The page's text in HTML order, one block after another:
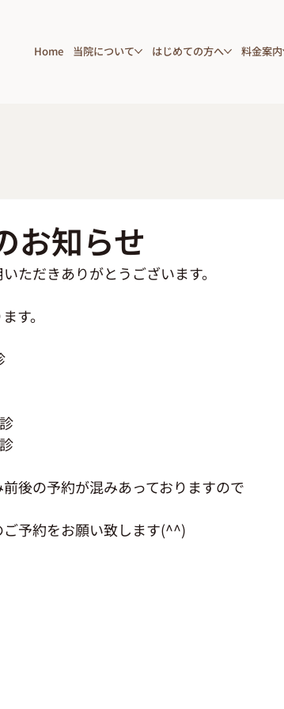
Home 当院について はじめての方へ 料金案内
お知らせ
ただきありがとうございます。
す。
後の予約が混みあっておりますので
予約をお願い致します(^^)